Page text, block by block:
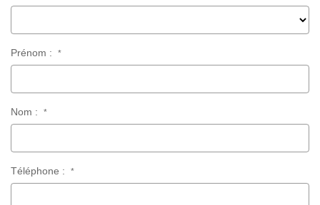
Newsletters
Prénom : *
Nom : *
Téléphone : *